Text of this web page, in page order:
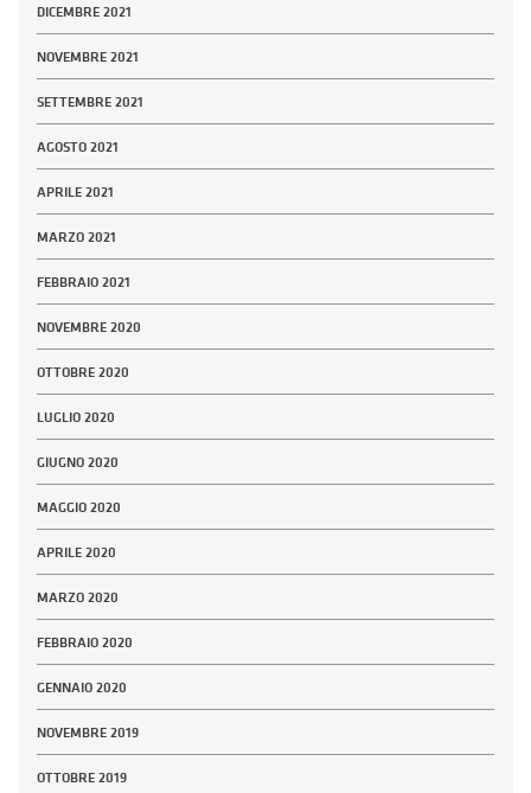
DICEMBRE 2021
NOVEMBRE 2021
SETTEMBRE 2021
AGOSTO 2021
APRILE 2021
MARZO 2021
FEBBRAIO 2021
NOVEMBRE 2020
OTTOBRE 2020
LUGLIO 2020
GIUGNO 2020
MAGGIO 2020
APRILE 2020
MARZO 2020
FEBBRAIO 2020
GENNAIO 2020
NOVEMBRE 2019
OTTOBRE 2019